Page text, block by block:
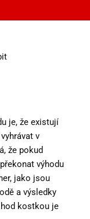
je, že existují
v
že pokud
výhodu
jako jsou
a výsledky
kostkou je